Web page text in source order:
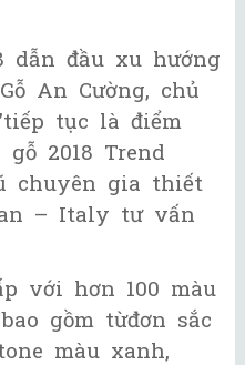
dẫn đầu xu hướng
An Cường, chủ
tục là điểm
2018 Trend
chuyên gia thiết
– Italy tư vấn
với hơn 100 màu
gồm từđơn sắc
màu xanh,